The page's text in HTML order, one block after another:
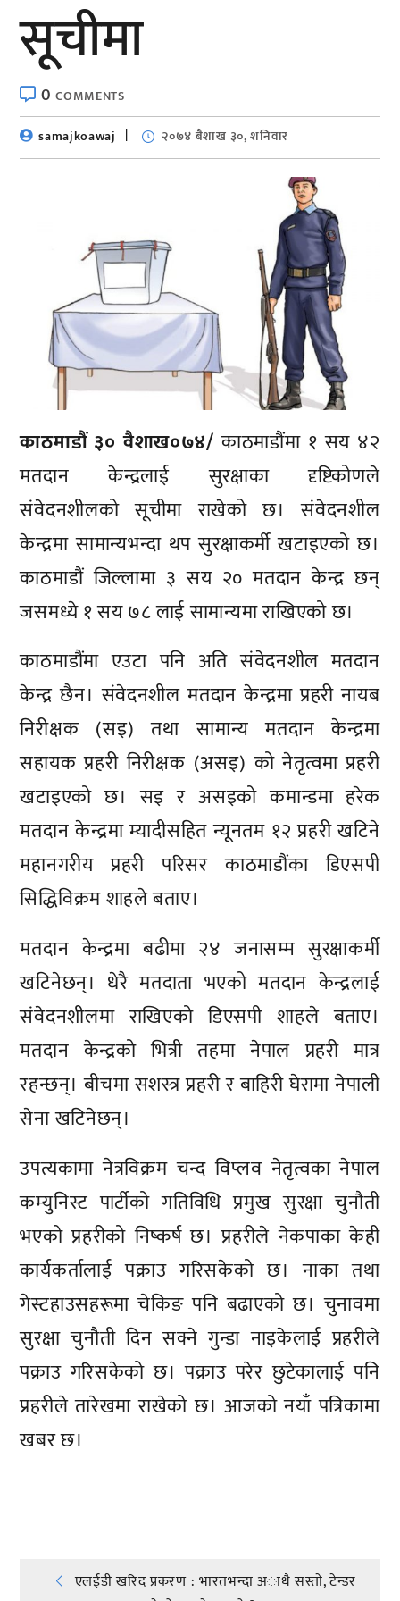
सूचीमा
0COMMENTS
samajkoawaj
२०७४ बैशाख ३०, शनिवार
काठमाडौं ३० वैशाख०७४/ काठमाडौंमा १ सय ४२
मतदान केन्द्रलाई सुरक्षाका दृष्टिकोणले
संवेदनशीलको सूचीमा राखेको छ। संवेदनशील
केन्द्रमा सामान्यभन्दा थप सुरक्षाकर्मी खटाइएको छ।
काठमाडौं जिल्लामा ३ सय २० मतदान केन्द्र छन्
जसमध्ये १ सय ७८ लाई सामान्यमा राखिएको छ।
काठमाडौंमा एउटा पनि अति संवेदनशील मतदान
केन्द्र छैन। संवेदनशील मतदान केन्द्रमा प्रहरी नायब
निरीक्षक (सइ) तथा सामान्य मतदान केन्द्रमा
सहायक प्रहरी निरीक्षक (असइ) को नेतृत्वमा प्रहरी
खटाइएको छ। सइ र असइको कमान्डमा हरेक
मतदान केन्द्रमा म्यादीसहित न्यूनतम १२ प्रहरी खटिने
महानगरीय प्रहरी परिसर काठमाडौंका डिएसपी
सिद्धिविक्रम शाहले बताए।
मतदान केन्द्रमा बढीमा २४ जनासम्म सुरक्षाकर्मी
खटिनेछन्। धेरै मतदाता भएको मतदान केन्द्रलाई
संवेदनशीलमा राखिएको डिएसपी शाहले बताए।
मतदान केन्द्रको भित्री तहमा नेपाल प्रहरी मात्र
रहन्छन्। बीचमा सशस्त्र प्रहरी र बाहिरी घेरामा नेपाली
सेना खटिनेछन्।
उपत्यकामा नेत्रविक्रम चन्द विप्लव नेतृत्वका नेपाल
कम्युनिस्ट पार्टीको गतिविधि प्रमुख सुरक्षा चुनौती
भएको प्रहरीको निष्कर्ष छ। प्रहरीले नेकपाका केही
कार्यकर्तालाई पक्राउ गरिसकेको छ। नाका तथा
गेस्टहाउसहरूमा चेकिङ पनि बढाएको छ। चुनावमा
सुरक्षा चुनौती दिन सक्ने गुन्डा नाइकेलाई प्रहरीले
पक्राउ गरिसकेको छ। पक्राउ परेर छुटेकालाई पनि
प्रहरीले तारेखमा राखेको छ। आजको नयाँ पत्रिकामा
खबर छ।
एलईडी खरिद प्रकरण : भारतभन्दा अाधै सस्ताे, टेन्डर